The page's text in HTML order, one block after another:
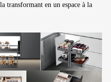
transformant en un espace à la